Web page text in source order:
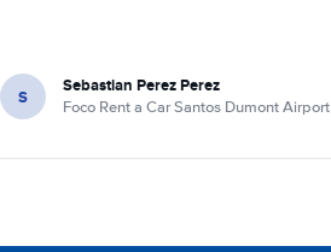
S Sebastian Perez Perez
Foco Rent a Car Santos Dumont Airport